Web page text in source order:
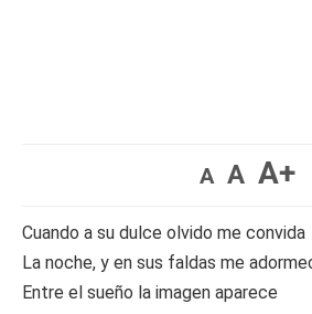
A A A+
Cuando a su dulce olvido me convida
La noche, y en sus faldas me
Entre el sueño la imagen aparece